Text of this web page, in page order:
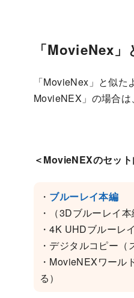
「MovieNex
「MovieNex」と似た
MovieNEX」の場合は
＜MovieNEXのセット
・ ブルーレイ本編
・（3Dブルーレイ本
・4K UHDブルーレ
・デジタルコピー（
・MovieNEXワール
る）